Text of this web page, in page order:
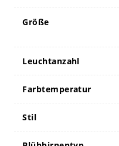
Größe
Leuchtanzahl
Farbtemperatur
Stil